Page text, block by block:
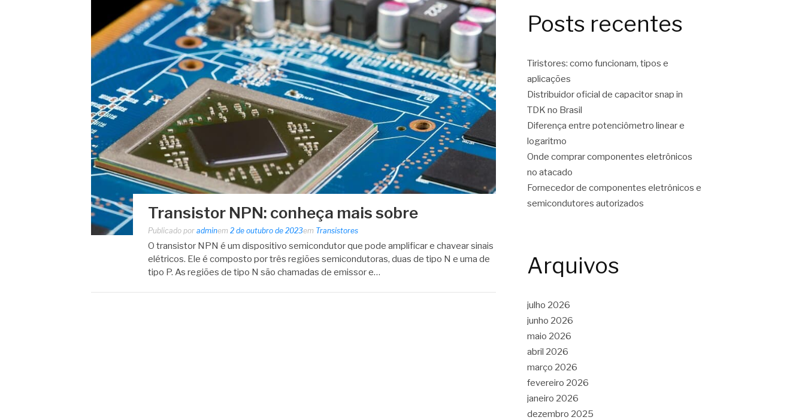
Transistor NPN: conheça mais sobre
Publicado por adminem 2 de outubro de 2023em Transistores
O transistor NPN é um dispositivo semicondutor que pode amplificar e chavear sinais
elétricos. Ele é composto por três regiões semicondutoras, duas de tipo N e uma de
tipo P. As regiões de tipo N são chamadas de emissor e…
Posts recentes
Tiristores: como funcionam, tipos e
aplicações
Distribuidor oficial de capacitor snap in
TDK no Brasil
Diferença entre potenciômetro linear e
logaritmo
Onde comprar componentes eletrônicos
no atacado
Fornecedor de componentes eletrônicos e
semicondutores autorizados
Arquivos
julho 2026
junho 2026
maio 2026
abril 2026
março 2026
fevereiro 2026
janeiro 2026
dezembro 2025